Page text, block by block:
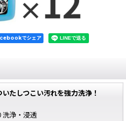
でシェア
たしつこい汚れを強力洗浄！
浄・浸透